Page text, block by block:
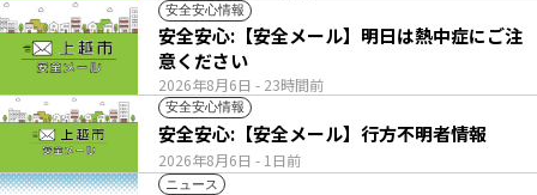
安全安心情報
2026年8月6日 - 23時間前
安全安心:【安全メール】明日は熱中症にご注
意ください
安全安心情報
2026年8月6日 - 1日前
安全安心:【安全メール】行方不明者情報
ニュース